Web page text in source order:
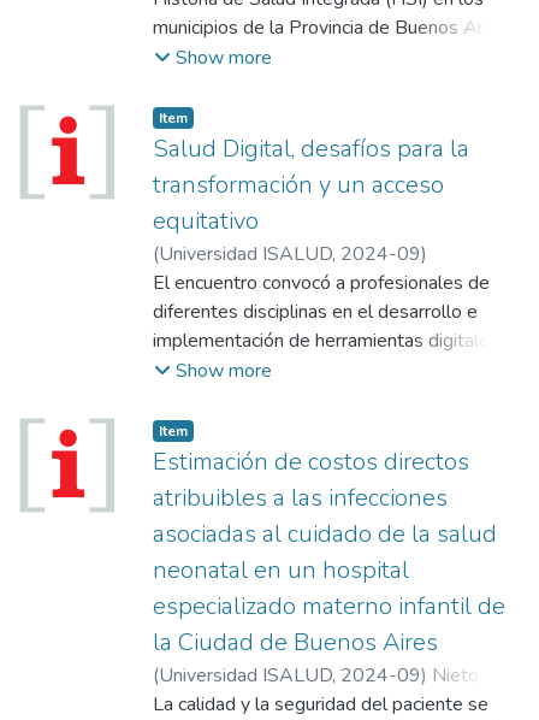
municipios de la Provincia de Buenos Ares
es la punta de lanza para ir creando nuevos
una transformación digital más equitativa y
ordenada. Santiago Andrés Pesci es
también economista de la Universidad
Nacional de La Plata, cuenta con una amplia
experiencia como consultor en evaluación
de tecnologías sanitarias y tiene la
responsabilidad de mantener el sistema
estadístico de salud y de promover las
estrategias orientadas a la transformación
digital del sector en la Provincia de Buenos
implementación de registros médicos
electrónicos interoperables, en proyectos
de telemedicina y datos abiertos de la
Provincia, donde se han desarrollado
grandes avances en salud digital.
Show more
Item
Salud Digital, desafíos para la
transformación y un acceso
equitativo
(Universidad ISALUD, 2024-09)
El encuentro convocó a profesionales de
diferentes disciplinas en el desarrollo e
implementación de herramientas digitales, y
permitió conocer y compartir experiencias
calidad y seguridad del paciente. El impacto
de la Inteligencia Artificial y su capacidad de
planificar, razonar y resolver problemas.
Show more
Item
Estimación de costos directos
atribuibles a las infecciones
asociadas al cuidado de la salud
neonatal en un hospital
especializado materno infantil de
la Ciudad de Buenos Aires
(Universidad ISALUD, 2024-09) Nieto,
Ricardo Mario
La calidad y la seguridad del paciente se